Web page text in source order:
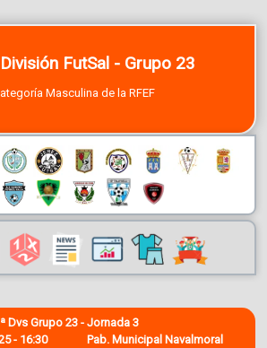
FutSal - Grupo 23
Masculina de la RFEF
- 16:30
Dvs Grupo 23 - Jornada 3
Pab. Municipal Navalmoral